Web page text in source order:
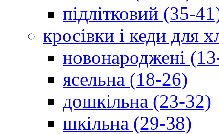
підлітковий (35-
кросівки і кеди для
новонароджені
ясельна (18-26)
дошкільна (23-32)
шкільна (29-38)